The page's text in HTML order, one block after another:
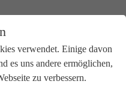
verwendet. Einige davon
es uns andere ermöglichen,
zu verbessern.